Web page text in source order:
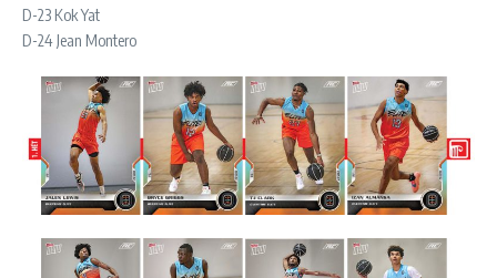
D-23 Kok Yat
D-24 Jean Montero